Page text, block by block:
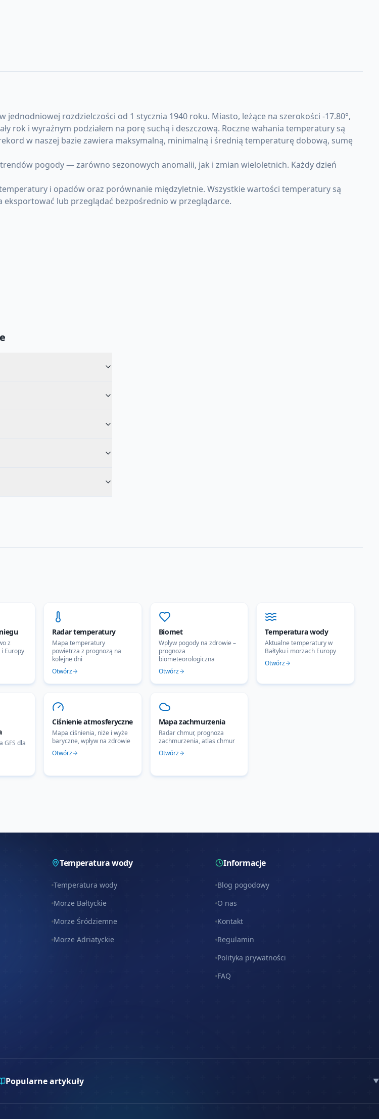
rozdzielczości od 1 stycznia 1940 roku. Miasto, leżące na szerokości -17.80°,
rok i wyraźnym podziałem na porę suchą i deszczową. Roczne wahania temperatury są
w naszej bazie zawiera maksymalną, minimalną i średnią temperaturę dobową, sumę
pogody — zarówno sezonowych anomalii, jak i zmian wieloletnich. Każdy dzień
i opadów oraz porównanie międzyletnie. Wszystkie wartości temperatury są
lub przeglądać bezpośrednio w przeglądarce.
z
Europy
Radar temperatury
Mapa temperatury
powietrza z prognozą na
kolejne dni
Otwórz
Biomet
Wpływ pogody na zdrowie –
prognoza
biometeorologiczna
Otwórz
Temperatura wody
Aktualne temperatury w
Bałtyku i morzach Europy
Otwórz
GFS dla
Ciśnienie atmosferyczne
Mapa ciśnienia, niże i wyże
baryczne, wpływ na zdrowie
Otwórz
Mapa zachmurzenia
Radar chmur, prognoza
zachmurzenia, atlas chmur
Otwórz
Temperatura wody
Temperatura wody
Morze Bałtyckie
Morze Śródziemne
Morze Adriatyckie
Informacje
Blog pogodowy
O nas
Kontakt
Regulamin
Polityka prywatności
FAQ
Popularne artykuły ▼